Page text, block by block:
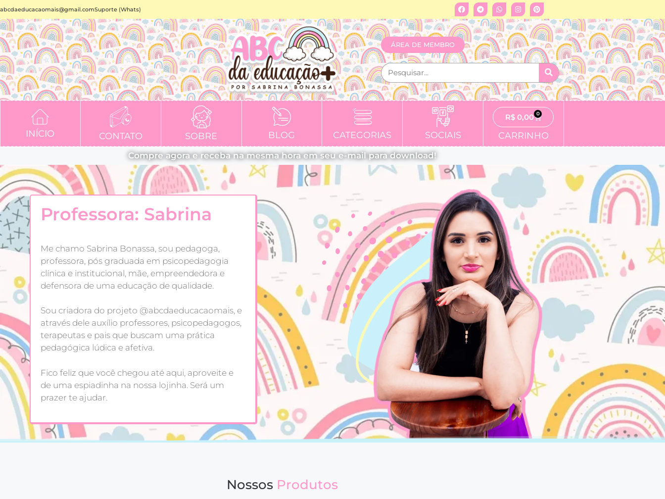
abcdaeducacaomais@gmail.comSuporte (Whats)
ÁREA DE MEMBRO
INÍCIO CONTATO SOBRE BLOG CATEGORIAS SOCIAIS
R$ 0,00 0
CARRINHO
Compre agora e receba na mesma hora em seu e-mail para download!
Professora: Sabrina
Me chamo Sabrina Bonassa, sou pedagoga,
professora, pós graduada em psicopedagogia
clínica e institucional, mãe, empreendedora e
defensora de uma educação de qualidade.
Sou criadora do projeto @abcdaeducacaomais, e
através dele auxílio professores, psicopedagogos,
terapeutas e pais que buscam uma prática
pedagógica lúdica e afetiva.
Fico feliz que você chegou até aqui, aproveite e
de uma espiadinha na nossa lojinha. Será um
prazer te ajudar.
Nossos Produtos